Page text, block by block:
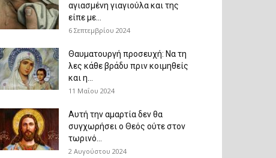
αγιασμένη γιαγιούλα και της
είπε με...
6 Σεπτεμβρίου 2024
Θαυματουργή προσευχή: Να τη
λες κάθε βράδυ πριν κοιμηθείς
και η...
11 Μαΐου 2024
Αυτή την αμαρτία δεν θα
συγχωρήσει ο Θεός ούτε στον
τωρινό...
2 Αυγούστου 2024